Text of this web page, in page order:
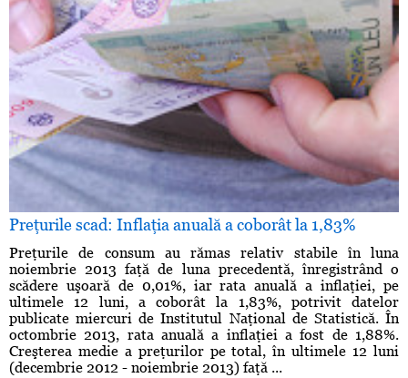
Preţurile scad: Inflaţia anuală a coborât la 1,83%
Preţurile de consum au rămas relativ stabile în luna
noiembrie 2013 faţă de luna precedentă, înregistrând o
scădere uşoară de 0,01%, iar rata anuală a inflaţiei, pe
ultimele 12 luni, a coborât la 1,83%, potrivit datelor
publicate miercuri de Institutul Naţional de Statistică. În
octombrie 2013, rata anuală a inflaţiei a fost de 1,88%.
Creşterea medie a preţurilor pe total, în ultimele 12 luni
(decembrie 2012 - noiembrie 2013) faţă ...